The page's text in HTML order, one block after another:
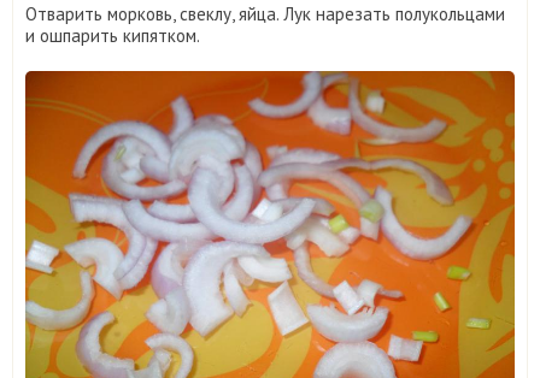
Отварить морковь, свеклу, яйца. Лук нарезать полукольцами
и ошпарить кипятком.